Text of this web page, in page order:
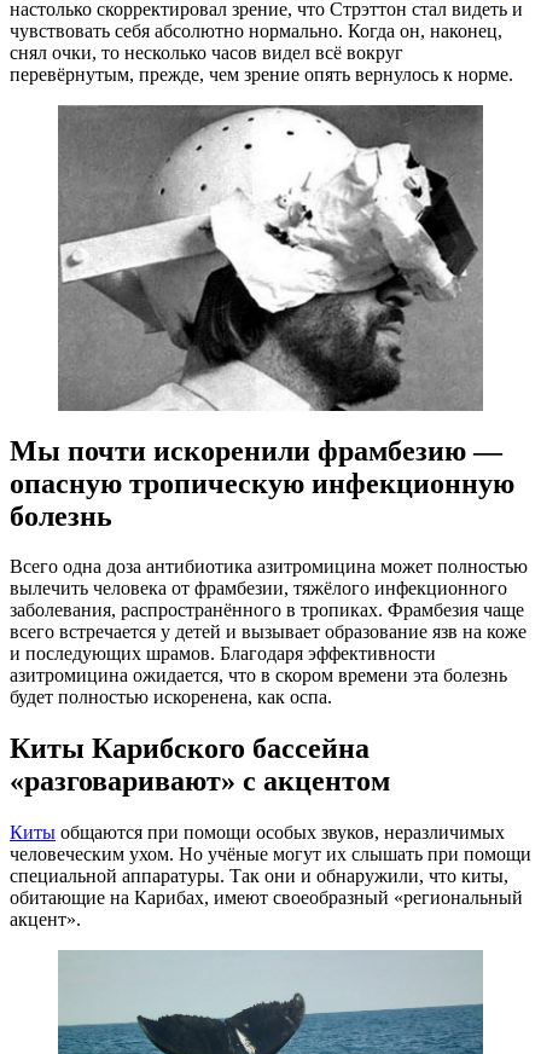
настолько скорректировал зрение, что Стрэттон стал видеть и
чувствовать себя абсолютно нормально. Когда он, наконец,
снял очки, то несколько часов видел всё вокруг
перевёрнутым, прежде, чем зрение опять вернулось к норме.
Мы почти искоренили фрамбезию —
опасную тропическую инфекционную
болезнь
Всего одна доза антибиотика азитромицина может полностью
вылечить человека от фрамбезии, тяжёлого инфекционного
заболевания, распространённого в тропиках. Фрамбезия чаще
всего встречается у детей и вызывает образование язв на коже
и последующих шрамов. Благодаря эффективности
азитромицина ожидается, что в скором времени эта болезнь
будет полностью искоренена, как оспа.
Киты Карибского бассейна
«разговаривают» с акцентом
Киты общаются при помощи особых звуков, неразличимых
человеческим ухом. Но учёные могут их слышать при помощи
специальной аппаратуры. Так они и обнаружили, что киты,
обитающие на Карибах, имеют своеобразный «региональный
акцент».